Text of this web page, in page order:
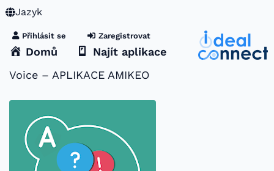
Jazyk
Přihlásit se Zaregistrovat
Domů
Najít aplikace
Voice – APLIKACE AMIKEO